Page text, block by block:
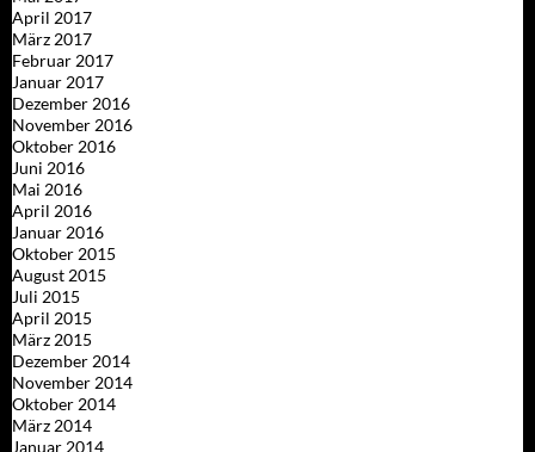
April 2017
März 2017
Februar 2017
Januar 2017
Dezember 2016
November 2016
Oktober 2016
Juni 2016
Mai 2016
April 2016
Januar 2016
Oktober 2015
August 2015
Juli 2015
April 2015
März 2015
Dezember 2014
November 2014
Oktober 2014
März 2014
Januar 2014